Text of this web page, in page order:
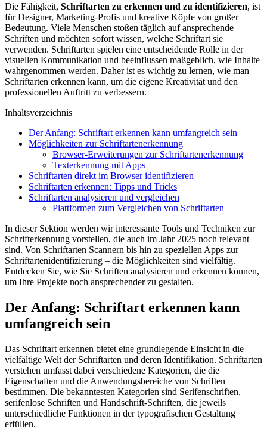
Die Fähigkeit, Schriftarten zu erkennen und zu identifizieren, ist
für Designer, Marketing-Profis und kreative Köpfe von großer
Bedeutung. Viele Menschen stoßen täglich auf ansprechende
Schriften und möchten sofort wissen, welche Schriftart sie
verwenden. Schriftarten spielen eine entscheidende Rolle in der
visuellen Kommunikation und beeinflussen maßgeblich, wie Inhalte
wahrgenommen werden. Daher ist es wichtig zu lernen, wie man
Schriftarten erkennen kann, um die eigene Kreativität und den
professionellen Auftritt zu verbessern.
Inhaltsverzeichnis
Der Anfang: Schriftart erkennen kann umfangreich sein
Möglichkeiten zur Schriftartenerkennung
Browser-Erweiterungen zur Schriftartenerkennung
Texterkennung mit Apps
Schriftarten direkt im Browser identifizieren
Schriftarten erkennen: Tipps und Tricks
Schriftarten analysieren und vergleichen
Plattformen zum Vergleichen von Schriftarten
In dieser Sektion werden wir interessante Tools und Techniken zur
Schrifterkennung vorstellen, die auch im Jahr 2025 noch relevant
sind. Von Schriftarten Scannern bis hin zu speziellen Apps zur
Schriftartenidentifizierung – die Möglichkeiten sind vielfältig.
Entdecken Sie, wie Sie Schriften analysieren und erkennen können,
um Ihre Projekte noch ansprechender zu gestalten.
Der Anfang: Schriftart erkennen kann
umfangreich sein
Das Schriftart erkennen bietet eine grundlegende Einsicht in die
vielfältige Welt der Schriftarten und deren Identifikation. Schriftarten
verstehen umfasst dabei verschiedene Kategorien, die die
Eigenschaften und die Anwendungsbereiche von Schriften
bestimmen. Die bekanntesten Kategorien sind Serifenschriften,
serifenlose Schriften und Handschrift-Schriften, die jeweils
unterschiedliche Funktionen in der typografischen Gestaltung
erfüllen.